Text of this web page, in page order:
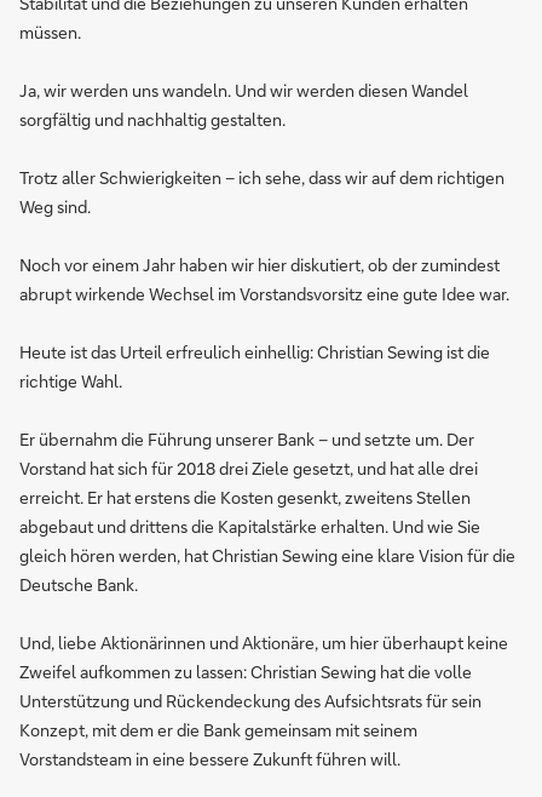
müssen.
Ja, wir werden uns wandeln. Und wir werden diesen Wandel
sorgfältig und nachhaltig gestalten.
Trotz aller Schwierigkeiten – ich sehe, dass wir auf dem richtigen
Weg sind.
Noch vor einem Jahr haben wir hier diskutiert, ob der zumindest
abrupt wirkende Wechsel im Vorstandsvorsitz eine gute Idee war.
Heute ist das Urteil erfreulich einhellig: Christian Sewing ist die
richtige Wahl.
Er übernahm die Führung unserer Bank – und setzte um. Der
Vorstand hat sich für 2018 drei Ziele gesetzt, und hat alle drei
erreicht. Er hat erstens die Kosten gesenkt, zweitens Stellen
abgebaut und drittens die Kapitalstärke erhalten. Und wie Sie
gleich hören werden, hat Christian Sewing eine klare Vision für die
Deutsche Bank.
Und, liebe Aktionärinnen und Aktionäre, um hier überhaupt keine
Zweifel aufkommen zu lassen: Christian Sewing hat die volle
Unterstützung und Rückendeckung des Aufsichtsrats für sein
Konzept, mit dem er die Bank gemeinsam mit seinem
Vorstandsteam in eine bessere Zukunft führen will.